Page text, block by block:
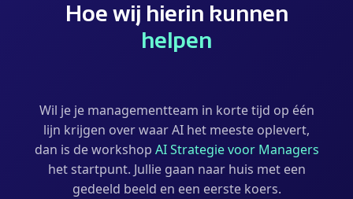
Hoe wij hierin kunnen
helpen
Wil je je managementteam in korte tijd op één
lijn krijgen over waar AI het meeste oplevert,
dan is de workshop AI Strategie voor Managers
het startpunt. Jullie gaan naar huis met een
gedeeld beeld en een eerste koers.